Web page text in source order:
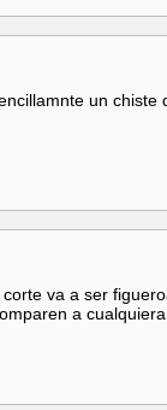
un chiste
va a ser
a